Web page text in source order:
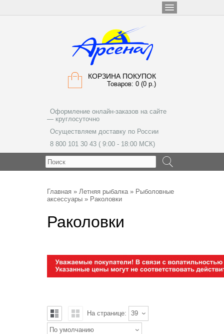
КОРЗИНА ПОКУПОК
Товаров: 0 (0 р.)
Оформление онлайн-заказов на сайте
— круглосуточно
Осуществляем доставку по России
8 800 101 30 43 ( 9:00 - 18:00 МСК)
Главная » Летняя рыбалка» Рыболовные
аксессуары » Раколовки
Раколовки
На странице: 39
По умолчанию